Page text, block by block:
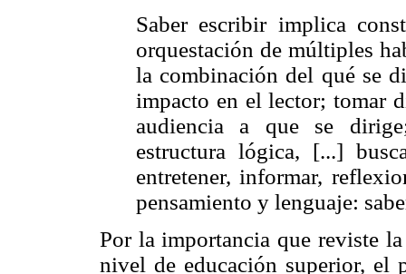
Saber escribir implica
orquestación de múltiples
la combinación del qué se
impacto en el lector; tomar
audiencia a que se
estructura lógica, [...]
entretener, informar,
pensamiento y lenguaje:
Por la importancia que reviste
nivel de educación superior, el